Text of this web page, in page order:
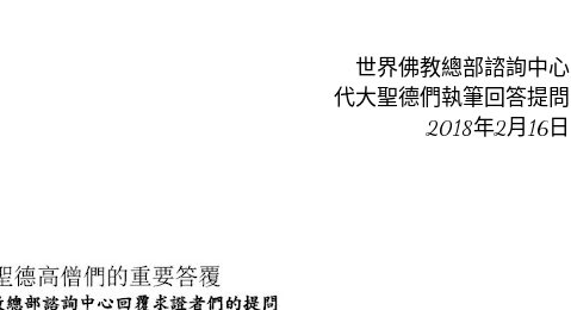
世界佛教總部諮詢中心
代大聖德們執筆回答提問
2018年2月 16日